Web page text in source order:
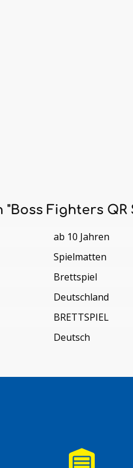
Fighters QR
ab 10 Jahren
Spielmatten
Brettspiel
Deutschland
BRETTSPIEL
Deutsch